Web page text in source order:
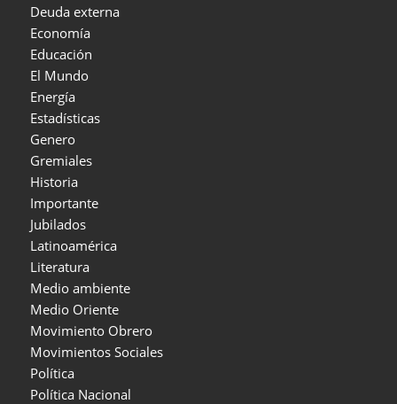
Deuda externa
Economía
Educación
El Mundo
Energía
Estadísticas
Genero
Gremiales
Historia
Importante
Jubilados
Latinoamérica
Literatura
Medio ambiente
Medio Oriente
Movimiento Obrero
Movimientos Sociales
Política
Política Nacional